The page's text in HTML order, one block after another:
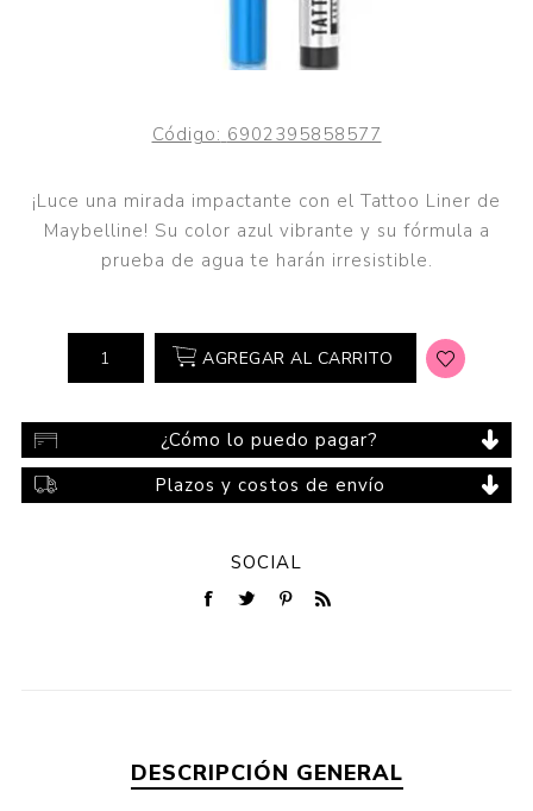
Código: 6902395858577
¡Luce una mirada impactante con el Tattoo Liner de
Maybelline! Su color azul vibrante y su fórmula a
prueba de agua te harán irresistible.
AGREGAR AL CARRITO
¿Cómo lo puedo pagar?
Plazos y costos de envío
SOCIAL
DESCRIPCIÓN GENERAL